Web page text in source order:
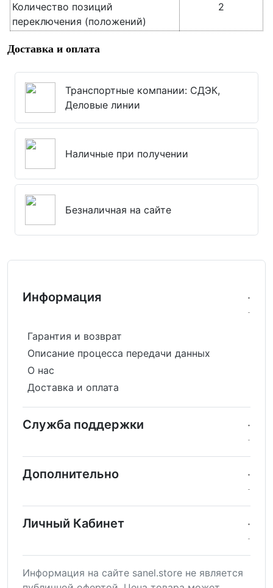
Количество позиций
переключения (положений)
2
Доставка и оплата
Транспортные компании: СДЭК,
Деловые линии
Наличные при получении
Безналичная на сайте
Информация
Гарантия и возврат
Описание процесса передачи данных
О нас
Доставка и оплата
Служба поддержки
Дополнительно
Личный Кабинет
Информация на сайте sanel.store не является